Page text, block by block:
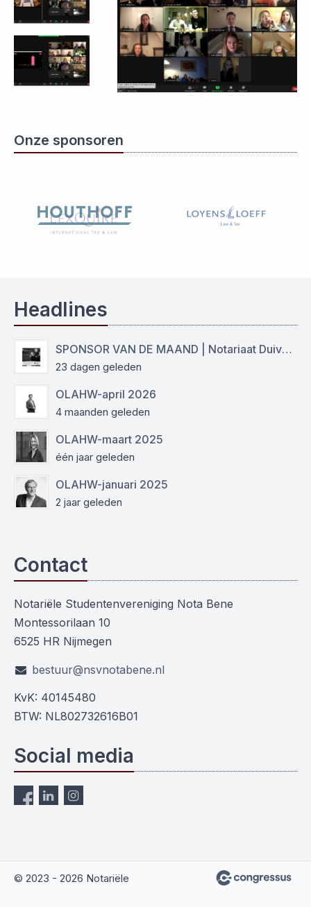
Onze sponsoren
Headlines
SPONSOR VAN DE MAAND | Notariaat Duiven Westervoort
23 dagen geleden
OLAHW-april 2026
4 maanden geleden
OLAHW-maart 2025
één jaar geleden
OLAHW-januari 2025
2 jaar geleden
Contact
Notariële Studentenvereniging Nota Bene
Montessorilaan 10
6525 HR Nijmegen
bestuur@nsvnotabene.nl
KvK: 40145480
BTW: NL802732616B01
Social media
© 2023 - 2026 Notariële